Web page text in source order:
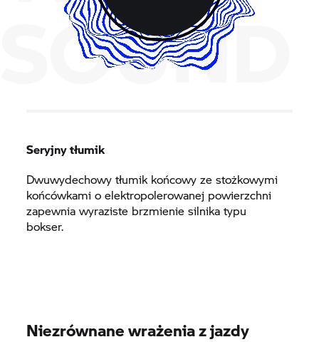
SOUND
Seryjny tłumik
Dwuwydechowy tłumik końcowy ze stożkowymi
końcówkami o elektropolerowanej powierzchni
zapewnia wyraziste brzmienie silnika typu
bokser.
Niezrównane wrażenia z jazdy